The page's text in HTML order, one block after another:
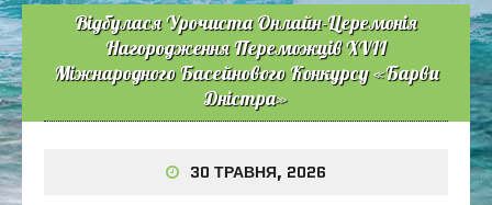
Відбулася Урочиста Онлайн-Церемонія
Нагородження Переможців XVII
Міжнародного Басейнового Конкурсу «Барви
Дністра»
30 ТРАВНЯ, 2026